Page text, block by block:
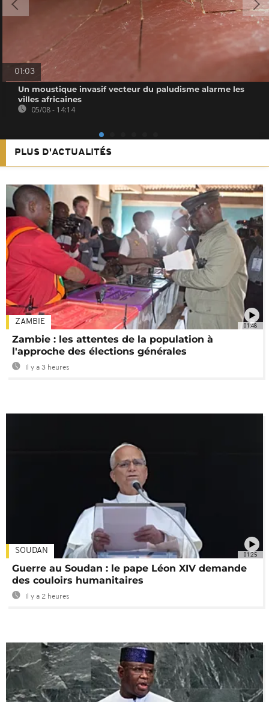
01:03
Un moustique invasif vecteur du paludisme alarme les
villes africaines
05/08 - 14:14
PLUS D'ACTUALITÉS
01:48
ZAMBIE
Zambie : les attentes de la population à
l'approche des élections générales
Il y a 3 heures
01:25
SOUDAN
Guerre au Soudan : le pape Léon XIV demande
des couloirs humanitaires
Il y a 2 heures